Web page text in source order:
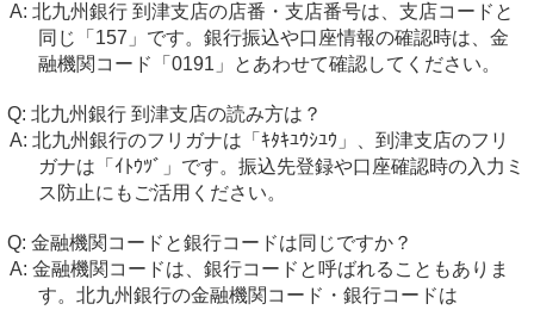
北九州銀行 到津支店の店番・支店番号は、支店コードと
同じ「157」です。銀行振込や口座情報の確認時は、金
融機関コード「0191」とあわせて確認してください。
北九州銀行 到津支店の読み方は？
北九州銀行のフリガナは「ｷﾀｷﾕｳｼﾕｳ」、到津支店のフリ
ガナは「ｲﾄｳﾂﾞ」です。振込先登録や口座確認時の入力ミ
ス防止にもご活用ください。
金融機関コードと銀行コードは同じですか？
金融機関コードは、銀行コードと呼ばれることもありま
す。北九州銀行の金融機関コード・銀行コードは